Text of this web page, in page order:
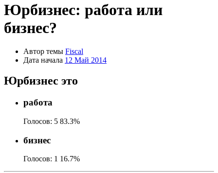
Юрбизнес: работа или
бизнес?
Автор темы Fiscal
Дата начала 12 Май 2014
Юрбизнес это
работа
Голосов: 5 83.3%
бизнес
Голосов: 1 16.7%